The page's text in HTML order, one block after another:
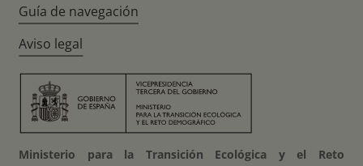
Guía de navegación
Aviso legal
Ministerio para la Transición Ecológica y el Reto